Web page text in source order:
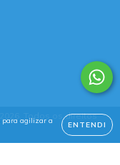
para agilizar a
ENTENDI
2026. Todos os direitos